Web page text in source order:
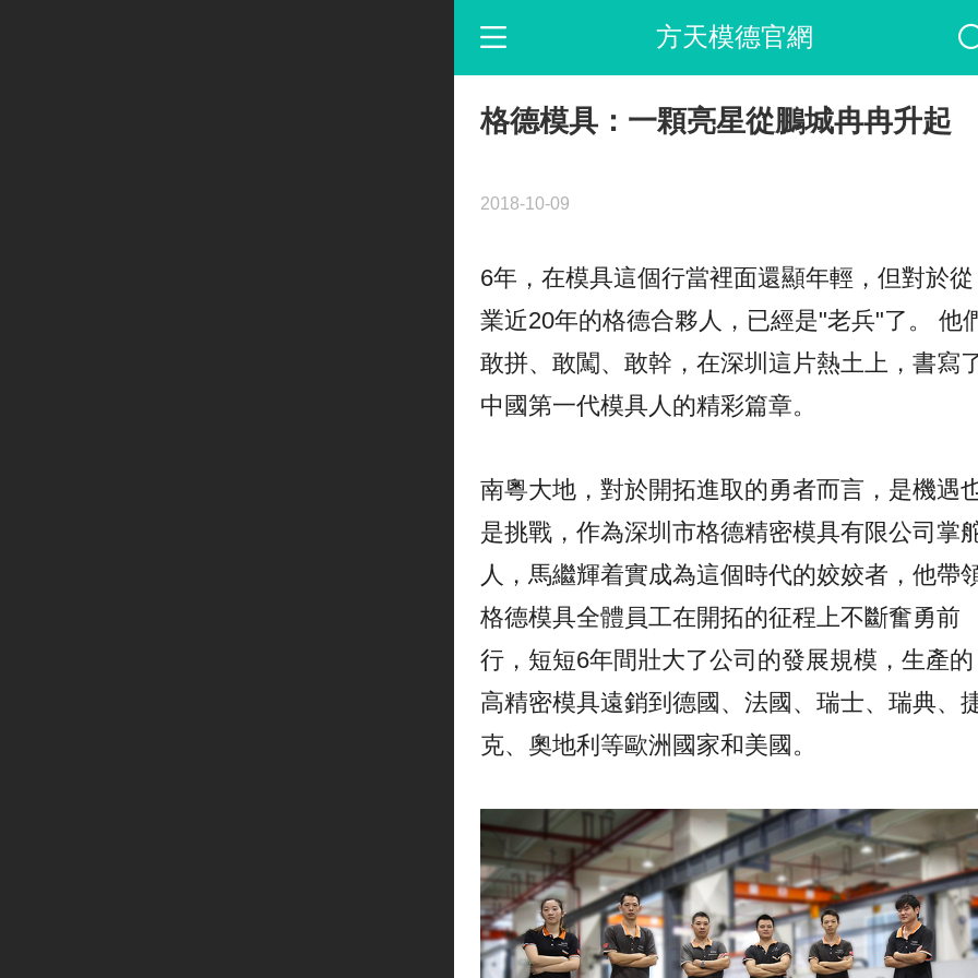
方天模德官網
格德模具：一顆亮星從鵬城冉冉升起
2018-10-09
6年，在模具這個行當裡面還顯年輕，但對於從
業近20年的格德合夥人，已經是"老兵"了。 他
敢拼、敢闖、敢幹，在深圳這片熱土上，書寫
中國第一代模具人的精彩篇章。
南粵大地，對於開拓進取的勇者而言，是機遇
是挑戰，作為深圳市格德精密模具有限公司掌
人，馬繼輝着實成為這個時代的姣姣者，他帶
格德模具全體員工在開拓的征程上不斷奮勇前
行，短短6年間壯大了公司的發展規模，生產的
高精密模具遠銷到德國、法國、瑞士、瑞典、
克、奧地利等歐洲國家和美國。